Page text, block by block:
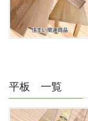
平板 一覧